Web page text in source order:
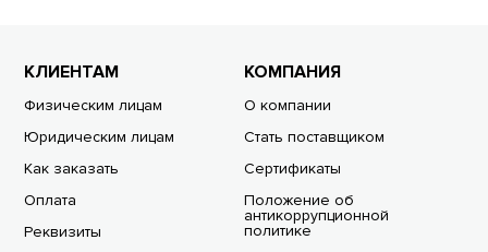
КЛИЕНТАМ
Физическим лицам
Юридическим лицам
Как заказать
Оплата
Реквизиты
КОМПАНИЯ
О компании
Стать поставщиком
Сертификаты
Положение об
антикоррупционной
политике